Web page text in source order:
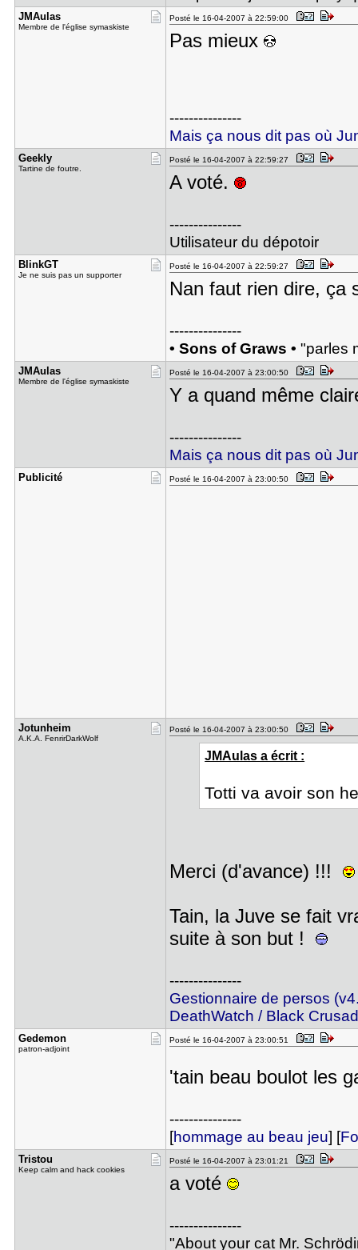
JMAulas
Membre de l'église symaskiste
Posté le 16-04-2007 à 22:59:00
Pas mieux
---------------
Mais ça nous dit pas où
Geekly
Tartine de foutre.
Posté le 16-04-2007 à 22:59:27
A voté.
---------------
Utilisateur du dépotoir
BlinkGT
Je ne suis pas un supporter
Posté le 16-04-2007 à 22:59:27
Nan faut rien dire, ça
---------------
• Sons of Graws • "parles
JMAulas
Membre de l'église symaskiste
Posté le 16-04-2007 à 23:00:50
Y a quand même
---------------
Mais ça nous dit pas où
Publicité Posté le 16-04-2007 à 23:00:50
Jotunheim
A.K.A. FenrirDarkWolf
Posté le 16-04-2007 à 23:00:50
JMAulas a écrit :
Totti va avoir son
Merci (d'avance) !!!
Tain, la Juve se fait
suite à son but !
---------------
Gestionnaire de persos
DeathWatch / Black
Gedemon
patron-adjoint
Posté le 16-04-2007 à 23:00:51
'tain beau boulot les
---------------
[hommage au beau jeu] [
Tristou
Keep calm and hack cookies
Posté le 16-04-2007 à 23:01:21
a voté
---------------
"About your cat Mr.